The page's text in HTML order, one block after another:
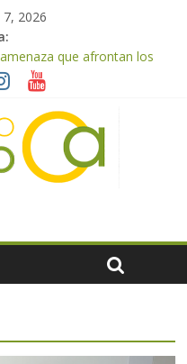
2026
que afrontan los
precios
de almendra
por las inclemencias
los precios
Alimentación autoriza el
de la PAC de
celebra la
de oferta de aceite de